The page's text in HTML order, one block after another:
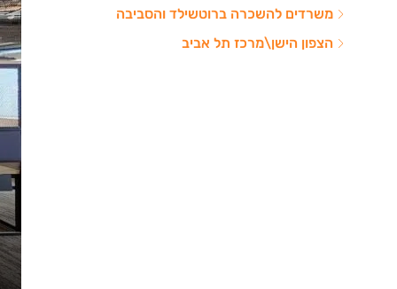
משרדים להשכרה ברוטשילד והסביבה
הצפון הישן\מרכז תל אביב